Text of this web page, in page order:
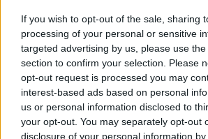
If you wish to opt-out of the sale, sharing
processing of your personal or sensitive
targeted advertising by us, please use
section to confirm your selection. Please
opt-out request is processed you may
interest-based ads based on personal
us or personal information disclosed to
your opt-out. You may separately opt-out
disclosure of your personal information
TOVÁBBIAK
Praktikus lakberendezési